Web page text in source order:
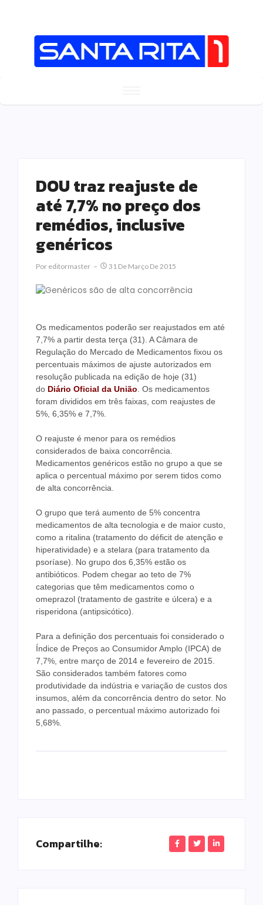
DOU traz reajuste de
até 7,7% no preço dos
remédios, inclusive
genéricos
Por Editormaster 31 De Março De 2015
Os medicamentos poderão ser reajustados em até
7,7% a partir desta terça (31). A Câmara de
Regulação do Mercado de Medicamentos fixou os
percentuais máximos de ajuste autorizados em
resolução publicada na edição de hoje (31)
do Diário Oficial da União. Os medicamentos
foram divididos em três faixas, com reajustes de
5%, 6,35% e 7,7%.
O reajuste é menor para os remédios
considerados de baixa concorrência.
Medicamentos genéricos estão no grupo a que se
aplica o percentual máximo por serem tidos como
de alta concorrência.
O grupo que terá aumento de 5% concentra
medicamentos de alta tecnologia e de maior custo,
como a ritalina (tratamento do déficit de atenção e
hiperatividade) e a stelara (para tratamento da
psoríase). No grupo dos 6,35% estão os
antibióticos. Podem chegar ao teto de 7%
categorias que têm medicamentos como o
omeprazol (tratamento de gastrite e úlcera) e a
risperidona (antipsicótico).
Para a definição dos percentuais foi considerado o
Índice de Preços ao Consumidor Amplo (IPCA) de
7,7%, entre março de 2014 e fevereiro de 2015.
São considerados também fatores como
produtividade da indústria e variação de custos dos
insumos, além da concorrência dentro do setor. No
ano passado, o percentual máximo autorizado foi
5,68%.
Compartilhe: